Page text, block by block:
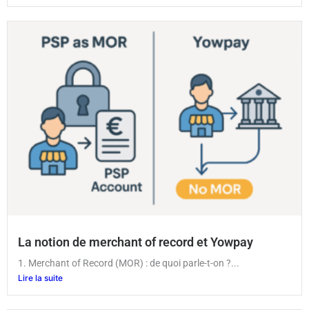
La notion de merchant of record et Yowpay
1. Merchant of Record (MOR) : de quoi parle-t-on ?...
Lire la suite